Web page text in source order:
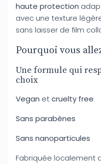
haute protection
avec une texture
sans laisser de film
Pourquoi vous
Une formule qui
choix
Vegan etcruelty free
Sans parabènes
Sans nanoparticules
Fabriquée localement